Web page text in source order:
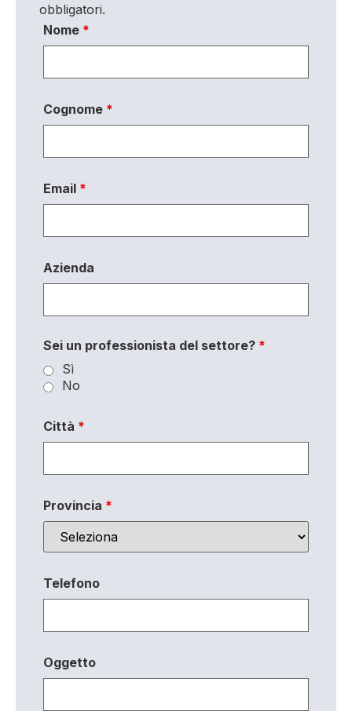
obbligatori.
Nome *
Cognome *
Email *
Azienda
Sei un professionista del settore? *
Sì
No
Città *
Provincia *
Telefono
Oggetto